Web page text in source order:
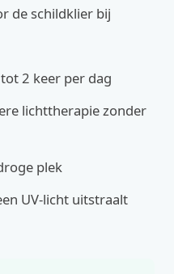
de schildklier bij
2 keer per dag
lichttherapie zonder
plek
UV-licht uitstraalt